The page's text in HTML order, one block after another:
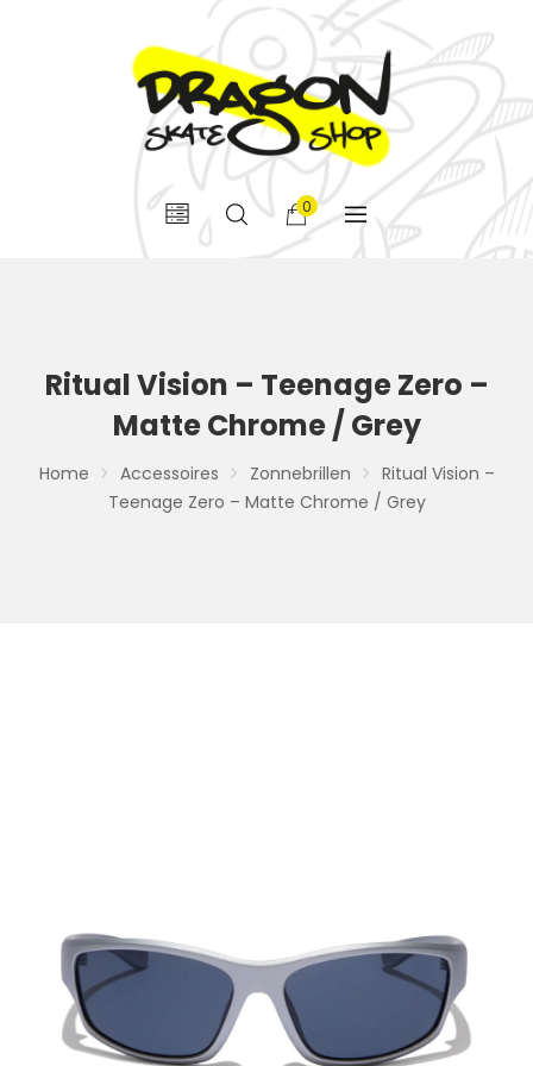
0
Ritual Vision – Teenage Zero –
Matte Chrome / Grey
Home Accessoires Zonnebrillen
Ritual Vision –
Teenage Zero – Matte Chrome / Grey